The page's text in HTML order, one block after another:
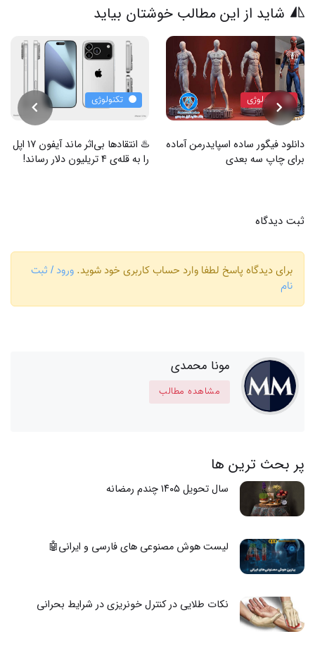
شاید از این مطالب خوشتان بیاید
تکنولوژی
دانلود فیگور ساده اسپایدرمن آماده
برای چاپ سه بعدی
تکنولوژی
♨️ انتقادها بی‌اثر ماند آیفون 17 اپل
را به قله‌ی 4 تریلیون دلار رساند!
ثبت دیدگاه
برای دیدگاه پاسخ لطفا وارد حساب کاربری خود شوید. ورود / ثبت
نام
مونا محمدی
مشاهده مطالب
پر بحث ترین ها
سال تحویل ۱۴۰۵ چندم رمضانه
لیست هوش مصنوعی های فارسی و ایرانی🤖
نکات طلایی در کنترل خونریزی در شرایط بحرانی